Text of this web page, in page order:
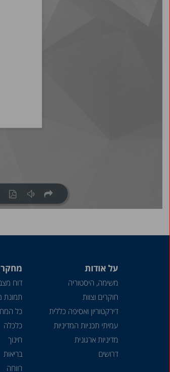
על אודות
משימה, היסטוריה
חוקרים וצוות
דירקטוריון ואסיפה כללית
עמיתי תכניות המדיניות
מדיניות ארגונית
דרושים
מחקר
דוח
תמונת
כל
כלכלה
חינוך
בריאות
רווחה